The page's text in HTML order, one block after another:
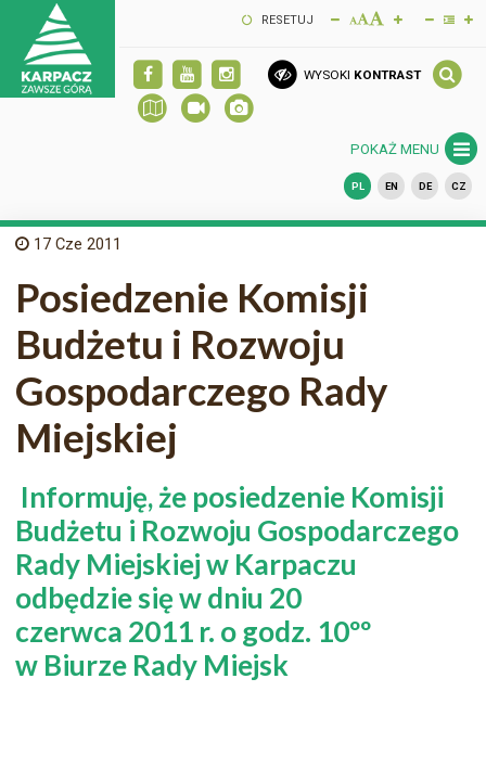
RESETUJ
WYSOKI KONTRAST
POKAŻ MENU
PL EN DE CZ
17 Cze 2011
Posiedzenie Komisji
Budżetu i Rozwoju
Gospodarczego Rady
Miejskiej
Informuję, że posiedzenie Komisji
Budżetu i Rozwoju Gospodarczego
Rady Miejskiej w Karpaczu
odbędzie się w dniu 20
czerwca 2011 r. o godz. 10ºº
w Biurze Rady Miejsk